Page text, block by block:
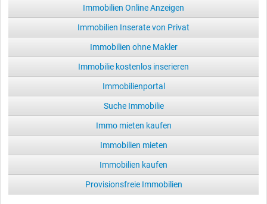
Immobilien Online Anzeigen
Immobilien Inserate von Privat
Immobilien ohne Makler
Immobilie kostenlos inserieren
Immobilienportal
Suche Immobilie
Immo mieten kaufen
Immobilien mieten
Immobilien kaufen
Provisionsfreie Immobilien